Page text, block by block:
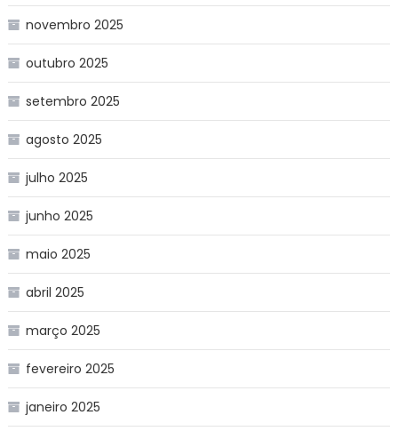
novembro 2025
outubro 2025
setembro 2025
agosto 2025
julho 2025
junho 2025
maio 2025
abril 2025
março 2025
fevereiro 2025
janeiro 2025